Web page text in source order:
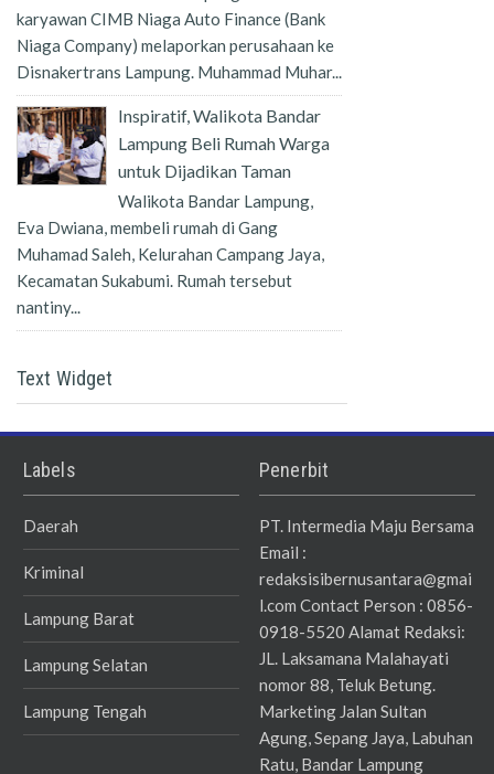
karyawan CIMB Niaga Auto Finance (Bank
Niaga Company) melaporkan perusahaan ke
Disnakertrans Lampung. Muhammad Muhar...
Inspiratif, Walikota Bandar
Lampung Beli Rumah Warga
untuk Dijadikan Taman
Walikota Bandar Lampung,
Eva Dwiana, membeli rumah di Gang
Muhamad Saleh, Kelurahan Campang Jaya,
Kecamatan Sukabumi. Rumah tersebut
nantiny...
Text Widget
Labels
Daerah
Kriminal
Lampung Barat
Lampung Selatan
Lampung Tengah
Penerbit
PT. Intermedia Maju Bersama
Email :
redaksisibernusantara@gmai
l.com Contact Person : 0856-
0918-5520 Alamat Redaksi:
JL. Laksamana Malahayati
nomor 88, Teluk Betung.
Marketing Jalan Sultan
Agung, Sepang Jaya, Labuhan
Ratu, Bandar Lampung